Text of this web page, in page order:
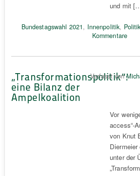
und mit
Bundestagswahl 2021, Innenpolitik,
Kommentare
„Transformationspolitik“:
eine Bilanz der
Ampelkoalition
Verfasst von
Vor
access“-
von Knut
unter der